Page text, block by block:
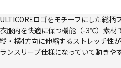
ULTICOREロゴをモチーフにした総柄
衣服内を快適に保つ機能（-3℃）素材
縦・横4方向に伸縮するストレッチ性
ランスリーブ仕様になっていて動きや